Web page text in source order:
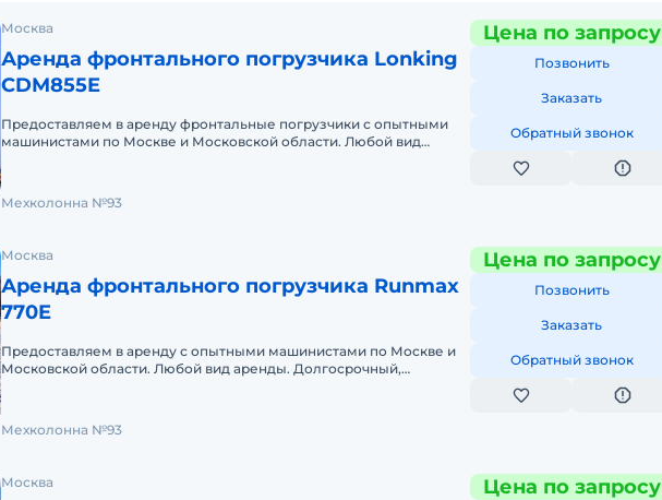
Москва
Аренда фронтального погрузчика Lonking
CDM855E
Предоставляем в аренду фронтальные погрузчики с опытными
машинистами по Москве и Московской области. Любой вид
Цена по запросу
Позвонить
Заказать
Обратный звонок
Мехколонна №93
Москва
Аренда фронтального погрузчика Runmax
770E
Предоставляем в аренду с опытными машинистами по Москве и
Московской области. Любой вид аренды. Долгосрочный,
Цена по запросу
Позвонить
Заказать
Обратный звонок
Мехколонна №93
Москва Цена по запросу